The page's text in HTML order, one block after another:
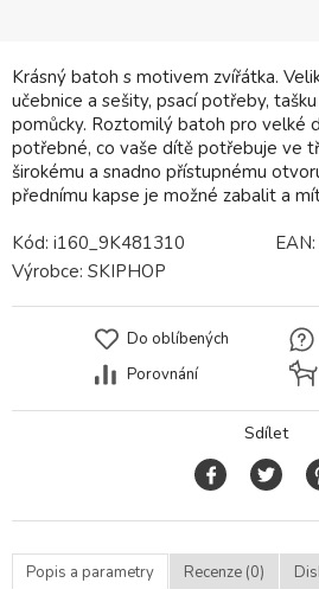
Krásný batoh s motivem zvířátka.
učebnice a sešity, psací potřeby,
pomůcky. Roztomilý batoh pro velké
potřebné, co vaše dítě potřebuje ve
širokému a snadno přístupnému
přednímu kapse je možné zabalit a
Kód: i160_9K481310 EAN:
Výrobce: SKIPHOP
Do oblíbených
Porovnání
Sdílet
Popis a parametry Recenze (0)